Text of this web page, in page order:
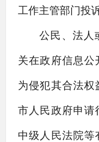
工作主管部门投
公民、法人
关在政府信息
为侵犯其合法权
市人民政府申请
中级人民法院等